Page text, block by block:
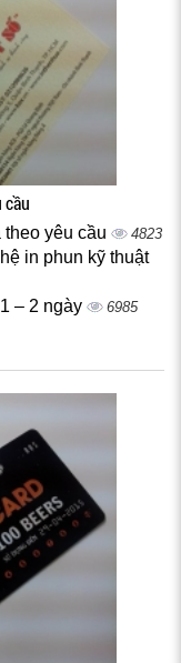
yêu cầu 4823
in phun kỹ thuật
– 2 ngày 6985